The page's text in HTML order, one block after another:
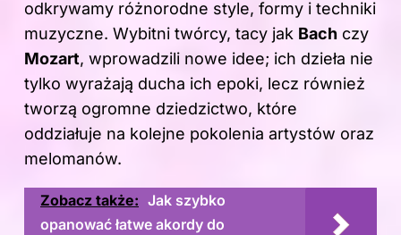
odkrywamy różnorodne style, formy i techniki
muzyczne. Wybitni twórcy, tacy jak Bach czy
Mozart, wprowadzili nowe idee; ich dzieła nie
tylko wyrażają ducha ich epoki, lecz również
tworzą ogromne dziedzictwo, które
oddziałuje na kolejne pokolenia artystów oraz
melomanów.
Zobacz także: Jak szybko
opanować łatwe akordy do